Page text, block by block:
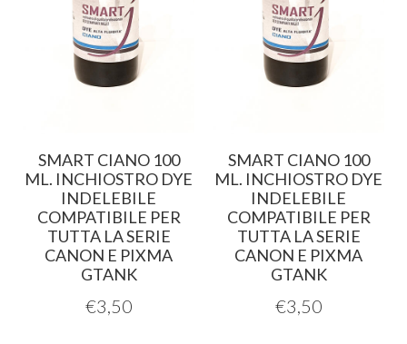
SMART CIANO 100
ML. INCHIOSTRO DYE
INDELEBILE
COMPATIBILE PER
TUTTA LA SERIE
CANON E PIXMA
GTANK
€3,50
SMART CIANO 100
ML. INCHIOSTRO DYE
INDELEBILE
COMPATIBILE PER
TUTTA LA SERIE
CANON E PIXMA
GTANK
€3,50